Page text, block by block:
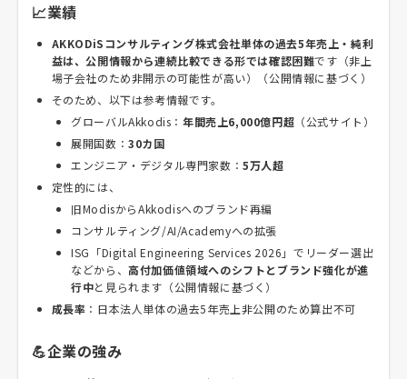
📈業績
AKKODiSコンサルティング株式会社単体の過去5年売上・純利
益は、公開情報から連続比較できる形では確認困難です（非上
場子会社のため非開示の可能性が高い）（公開情報に基づく）
そのため、以下は参考情報です。
グローバルAkkodis： 年間売上6,000億円超 （公式サイト）
展開国数：30カ国
エンジニア・デジタル専門家数：5万人超
定性的には、
旧ModisからAkkodisへのブランド再編
コンサルティング/AI/Academyへの拡張
ISG「Digital Engineering Services 2026」でリーダー選出
などから、高付加価値領域へのシフトとブランド強化が進
行中と見られます（公開情報に基づく）
成長率 ：日本法人単体の過去5年売上非公開のため算出不可
💪企業の強み